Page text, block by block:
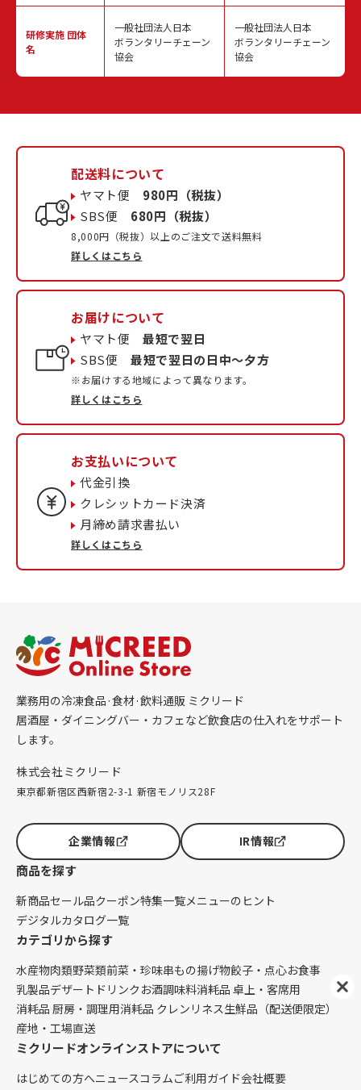
研修実施 団体
名
一般社団法人日本
ボランタリーチェーン
協会
一般社団法人日本
ボランタリーチェーン
協会
配送料について
ヤマト便 980円（税抜）
SBS便 680円（税抜）
8,000円（税抜）以上のご注文で送料無料
詳しくはこちら
お届けについて
ヤマト便最短で翌日
SBS便最短で翌日の日中〜夕方
※お届けする地域によって異なります。
詳しくはこちら
お支払いについて
代金引換
クレシットカード決済
月締め請求書払い
詳しくはこちら
業務用の冷凍食品·食材·飲料通販 ミクリード
居酒屋・ダイニングバー・カフェなど飲食店の仕入れをサポート
します。
株式会社ミクリード
東京都新宿区西新宿2-3-1 新宿モノリス28F
企業情報 IR情報
商品を探す
新商品セール品クーポン特集一覧メニューのヒント
デジタルカタログ一覧
カテゴリから探す
水産物肉類野菜類前菜・珍味串もの揚げ物餃子・点心お食事
乳製品デザート ドリンク お酒調味料消耗品 卓上・客席用
消耗品 厨房・調理用消耗品 クレンリネス生鮮品（配送便限定）
産地・工場直送
ミクリードオンラインストアについて
はじめての方へニュースコラムご利用ガイド会社概要